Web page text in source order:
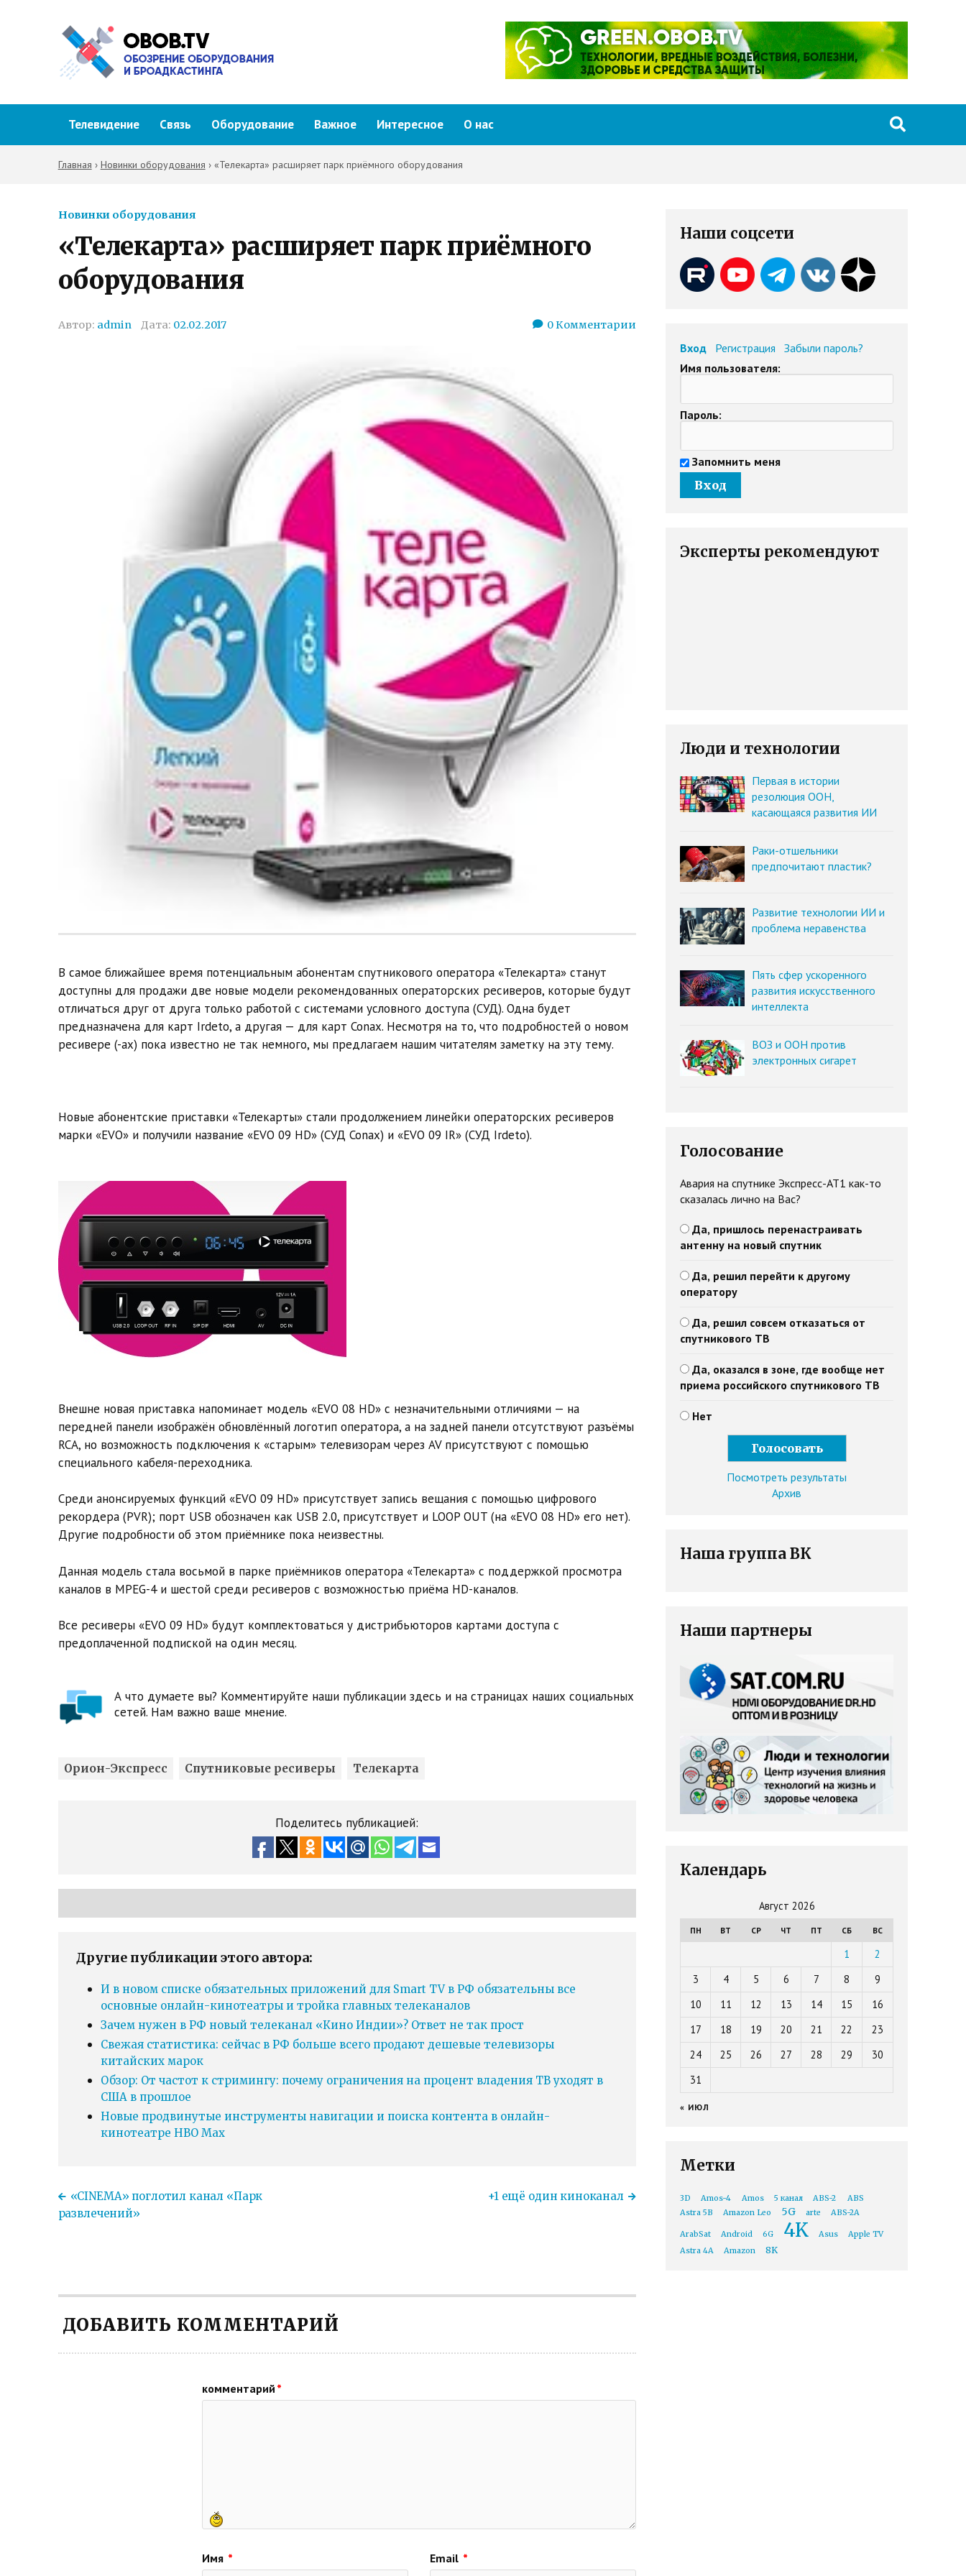
Телевидение Связь Оборудование Важное Интересное О нас
Главная › Новинки оборудования › «Телекарта» расширяет парк приёмного оборудования
Новинки оборудования
«Телекарта» расширяет парк приёмного
оборудования
Автор: admin Дата: 02.02.2017 0Комментарии
В самое ближайшее время потенциальным абонентам спутникового оператора «Телекарта» станут
доступны для продажи две новые модели рекомендованных операторских ресиверов, которые будут
отличаться друг от друга только работой с системами условного доступа (СУД). Одна будет
предназначена для карт Irdeto, а другая — для карт Conax. Несмотря на то, что подробностей о новом
ресивере (-ах) пока известно не так немного, мы предлагаем нашим читателям заметку на эту тему.
Новые абонентские приставки «Телекарты» стали продолжением линейки операторских ресиверов
марки «EVO» и получили название «EVO 09 HD» (СУД Conax) и «EVO 09 IR» (СУД Irdeto).
Внешне новая приставка напоминает модель «EVO 08 HD» с незначительными отличиями — на
передней панели изображён обновлённый логотип оператора, а на задней панели отсутствуют разъёмы
RCA, но возможность подключения к «старым» телевизорам через AV присутствуют с помощью
специального кабеля-переходника.
Среди анонсируемых функций «EVO 09 HD» присутствует запись вещания с помощью цифрового
рекордера (PVR); порт USB обозначен как USB 2.0, присутствует и LOOP OUT (на «EVO 08 HD» его нет).
Другие подробности об этом приёмнике пока неизвестны.
Данная модель стала восьмой в парке приёмников оператора «Телекарта» с поддержкой просмотра
каналов в MPEG-4 и шестой среди ресиверов с возможностью приёма HD-каналов.
Все ресиверы «EVO 09 HD» будут комплектоваться у дистрибьюторов картами доступа с
предоплаченной подпиской на один месяц.
А что думаете вы? Комментируйте наши публикации здесь и на страницах наших социальных
сетей. Нам важно ваше мнение.
Орион-Экспресс Спутниковые ресиверы Телекарта
Поделитесь публикацией:
Другие публикации этого автора:
И в новом списке обязательных приложений для Smart TV в РФ обязательны все
основные онлайн-кинотеатры и тройка главных телеканалов
Зачем нужен в РФ новый телеканал «Кино Индии»? Ответ не так прост
Свежая статистика: сейчас в РФ больше всего продают дешевые телевизоры
китайских марок
Обзор: От частот к стримингу: почему ограничения на процент владения ТВ уходят в
США в прошлое
Новые продвинутые инструменты навигации и поиска контента в онлайн-
кинотеатре HBO Max
«CINEMA» поглотил канал «Парк
развлечений»
+1 ещё один киноканал
ДОБАВИТЬ КОММЕНТАРИЙ
комментарий *
Имя * Email *
Наши соцсети
Вход Регистрация
Забыли пароль?
Имя пользователя:
Пароль:
Запомнить меня
Эксперты рекомендуют
Люди и технологии
Первая в истории
резолюция ООН,
касающаяся развития ИИ
Раки-отшельники
предпочитают пластик?
Развитие технологии ИИ и
проблема неравенства
Пять сфер ускоренного
развития искусственного
интеллекта
ВОЗ и ООН против
электронных сигарет
Голосование
Авария на спутнике Экспресс-АТ1 как-то
сказалась лично на Вас?
Да, пришлось перенастраивать
антенну на новый спутник
Да, решил перейти к другому
оператору
Да, решил совсем отказаться от
спутникового ТВ
Да, оказался в зоне, где вообще нет
приема российского спутникового ТВ
Нет
Посмотреть результаты
Архив
Наша группа ВК
Наши партнеры
Календарь
Август 2026
ПН ВТ СР ЧТ ПТ СБ ВС
1
2
3
4 5 6 7 8
9
10
11 12 13 14 15
16
17
18 19 20 21 22
23
24
25 26 27 28 29
30
31
« ИЮЛ
Метки
3D Amos-4 Amos 5 канал ABS-2
ABS
Astra 5B
Amazon Leo 5G arte ABS-2A
ArabSat Android 6G 4K Asus
Apple TV
Astra 4A
Amazon 8K